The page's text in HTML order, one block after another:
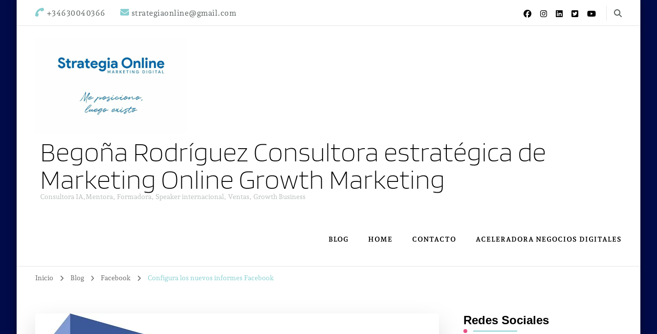
+34630040366 strategiaonline@gmail.com
Begoña Rodríguez Consultora estratégica de
Marketing Online Growth Marketing
Consultora IA,Mentora, Formadora, Speaker internacional, Ventas, Growth Business
BLOG HOME CONTACTO ACELERADORA NEGOCIOS DIGITALES
Inicio Blog Facebook Configura los nuevos informes Facebook
Redes Sociales